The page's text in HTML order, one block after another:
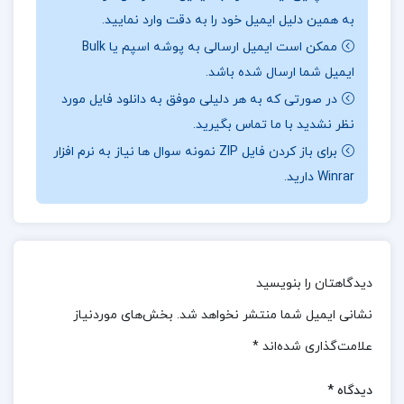
شده تا نیازهای آموزشی آن‌ها را با دقت و جزئیات
پوشش دهد.این کتاب شامل پاسخ‌های تشریحی برای
طیف گسترده‌ای از دروس پایه‌ای و تخصصی است، از جمله
ریاضی، فیزیک، زیست‌شناسی، دین و زندگی، فارسی،
شیمی، انگلیسی، نگارش، جغرافیا، عربی، آمادگی دفاعی و
آزمایشگاه علوم تجربی.این کتاب انتخابی ایده‌آل برای
دانش‌آموزانی است که به دنبال منابعی کامل و مؤثر برای
یادگیری دروس و آمادگی برای آزمون‌های پیش‌رو
تحصیلی و دستیابی به اهداف آموزشی دانش‌آموزان
فراهم کند.
نظرات کلی کاربران در مورد کتاب دروس طلایی دهم
تجربی کاگو:
به همین دلیل ایمیل خود را به دقت وارد نمایید.
ممکن است ایمیل ارسالی به پوشه اسپم یا Bulk
ایمیل شما ارسال شده باشد.
در صورتی که به هر دلیلی موفق به دانلود فایل مورد
نظر نشدید با ما تماس بگیرید.
برای باز کردن فایل ZIP نمونه سوال ها نیاز به نرم افزار
Winrar دارید.
دیدگاهتان را بنویسید
نشانی ایمیل شما منتشر نخواهد شد. بخش‌های موردنیاز
علامت‌گذاری شده‌اند *
دیدگاه *